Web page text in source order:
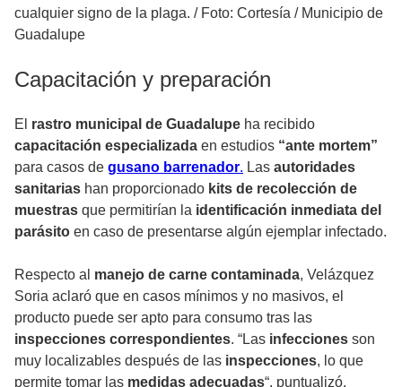
cualquier signo de la plaga. / Foto: Cortesía / Municipio de
Guadalupe
Capacitación y preparación
El rastro municipal de Guadalupe ha recibido
capacitación especializada en estudios “ante mortem”
para casos de gusano barrenador. Las autoridades
sanitarias han proporcionado kits de recolección de
muestras que permitirían la identificación inmediata del
parásito en caso de presentarse algún ejemplar infectado.
Respecto al manejo de carne contaminada, Velázquez
Soria aclaró que en casos mínimos y no masivos, el
producto puede ser apto para consumo tras las
inspecciones correspondientes. “Las infecciones son
muy localizables después de las inspecciones, lo que
permite tomar las medidas adecuadas“, puntualizó.